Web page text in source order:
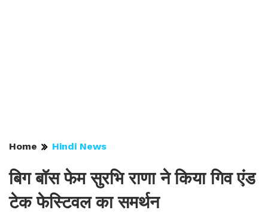
Home Hindi News
बिग बॉस फेम सुरभि राणा ने किया गिव एंड
टेक फेस्टिवल का समर्थन